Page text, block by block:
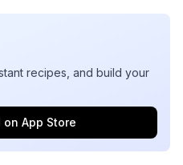
recipes, and build your
App Store